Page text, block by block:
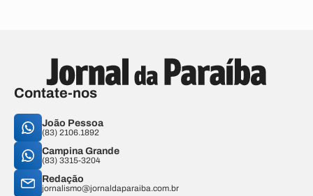
Contate-nos
João Pessoa
(83) 2106.1892
Campina Grande
(83) 3315-3204
Redação
jornalismo@jornaldaparaiba.com.br